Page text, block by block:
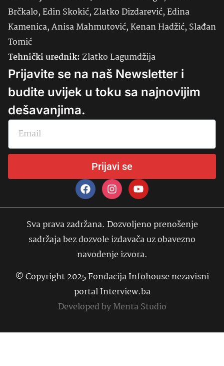
Brčkalo, Edin Skokić, Zlatko Dizdarević, Edina
Kamenica, Anisa Mahmutović, Kenan Hadžić, Slađan
Tomić
Tehnički urednik:Zlatko Lagumdžija
Prijavite se na naš Newsletter i
budite uvijek u toku sa najnovijim
dešavanjima.
Prijavi se
Sva prava zadržana. Dozvoljeno prenošenje
sadržaja bez dozvole izdavača uz obavezno
navođenje izvora.
© Copyright 2025 Fondacija Infohouse nezavisni
portal Interview.ba
Developed byMenta Studio